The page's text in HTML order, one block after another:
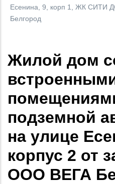
Есенина, 9, корп 1, ЖК СИТИ
Белгород
Жилой дом
подземной
на улице
корпус 2 от
ООО ВЕГА